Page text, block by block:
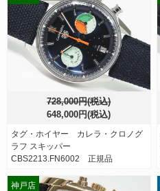
728,000円(税込)
648,000円(税込)
タグ・ホイヤー カレラ・クロノグ
ラフ スキッパー
CBS2213.FN6002 正規品
神戸店